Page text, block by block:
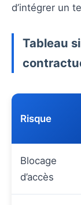
d’intégrer un
Tableau
Risque
Blocage
d’accès